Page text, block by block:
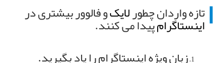
تازه واردان چطورلایکو فالوور بیشتری در
اینستاگرامپیدا می کنند.
زبان ویژه اینستاگرام را یاد بگیرید.